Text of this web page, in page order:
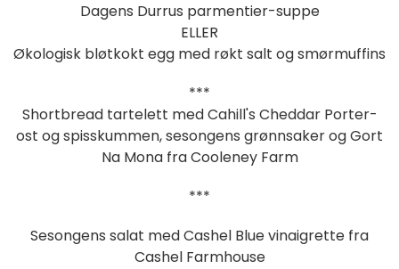
Dagens Durrus parmentier-suppe
ELLER
Økologisk bløtkokt egg med røkt salt og smørmuffins
***
Shortbread tartelett med Cahill's Cheddar Porter-
ost og spisskummen, sesongens grønnsaker og Gort
Na Mona fra Cooleney Farm
***
Sesongens salat med Cashel Blue vinaigrette fra
Cashel Farmhouse